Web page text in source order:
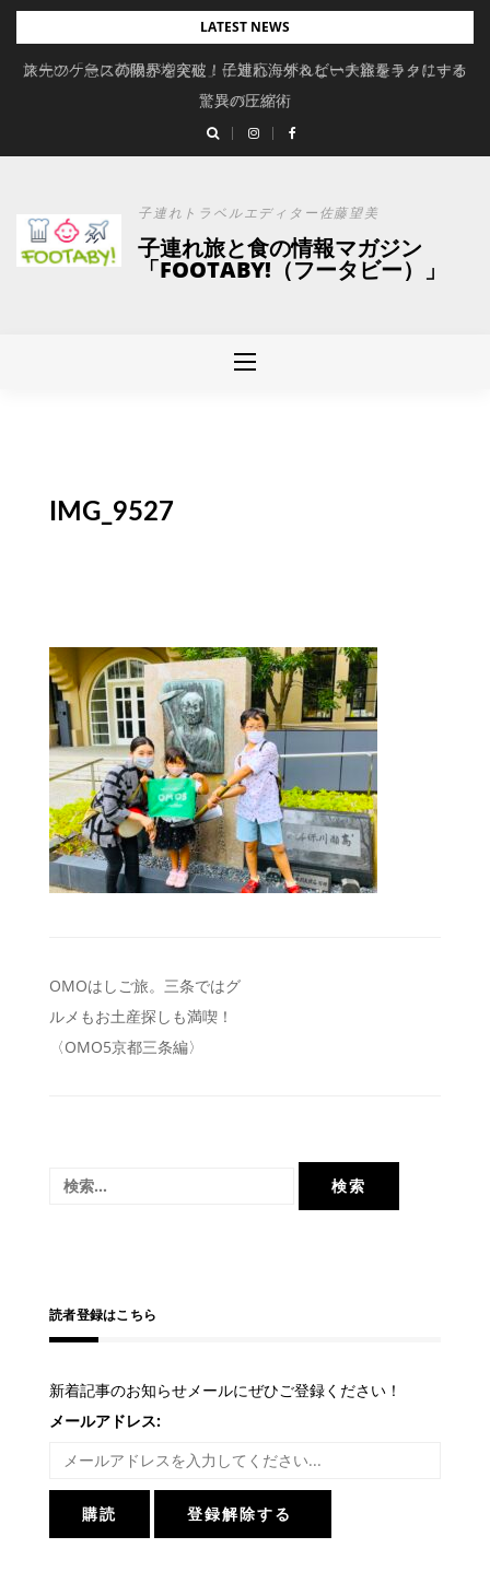
Skip
content
LATEST NEWS
旅先の「急に荷物が増えた」に対応。ずれない大容量キャリーオ
ンバッグ
スーツケースの限界を突破！子連れ海外＆ビーチ旅をラクにする
驚異の圧縮術
子連れトラベルエディター佐藤望美
子連れ旅と食の情報マガジン
「FOOTABY!（フータビー）」
IMG_9527
投
稿
ナ
シ
OMOはしご旅。三条ではグ
ルメもお土産探しも満喫！
〈OMO5京都三条編〉
読者登録はこちら
新着記事のお知らせメールにぜひご登録ください！
メールアドレス: